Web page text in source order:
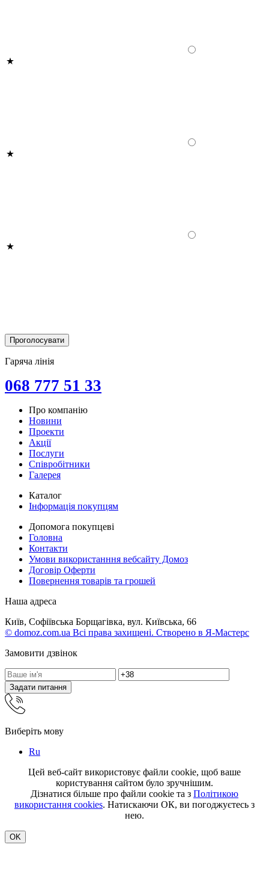
Гаряча лінія
068 777 51 33
Про компанію
Новини
Проекти
Акції
Послуги
Співробітники
Галерея
Каталог
Інформація покупцям
Допомога покупцеві
Головна
Контакти
Умови використанння вебсайту Домоз
Договір Оферти
Повернення товарів та грошей
Наша адреса
Київ, Софіївська Борщагівка, вул. Київська, 66
© domoz.com.ua Всі права захищені. Створено в Я-Мастерс
Замовити дзвінок
Задати питання
Виберіть мову
Ru
Цей веб-сайт використовує файли cookie, щоб ваше
користування сайтом було зручнішим.
Дізнатися більше про файли cookie та з Політикою
використання cookies. Натискаючи ОК, ви погоджуєтесь з
нею.
OK